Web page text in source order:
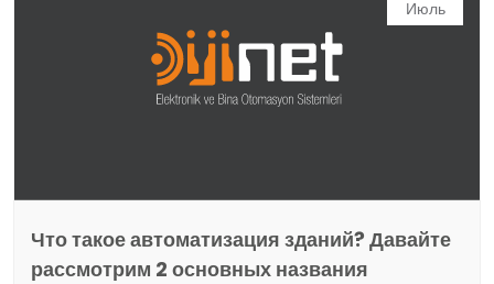
широкого спектра компьютеризированных систем
управления зданием, от контроллеров и
выделенных и автономных удаленных станций до
более крупных систем, таких как центральные
Июль
Что такое автоматизация зданий? Давайте
рассмотрим 2 основных названия